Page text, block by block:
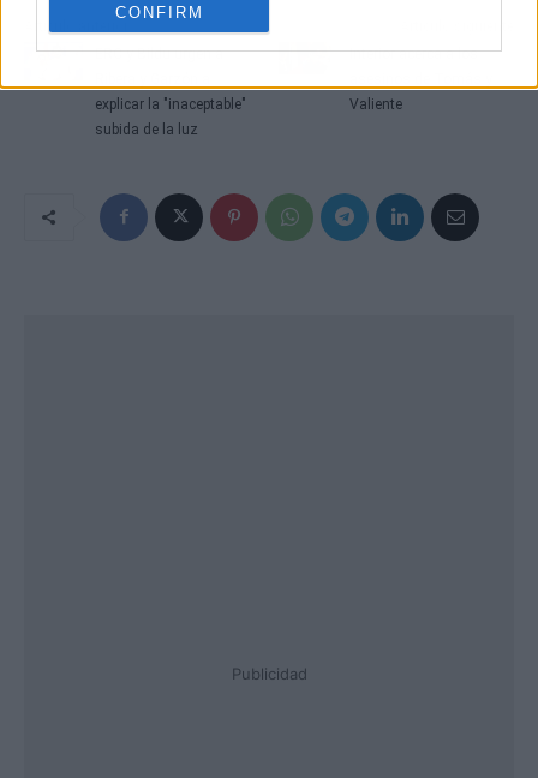
CONFIRM
Artículo anterior
ERC y Bildu urgen a
explicar la "inaceptable"
subida de la luz
Interior acerca a los
Valiente
Publicidad